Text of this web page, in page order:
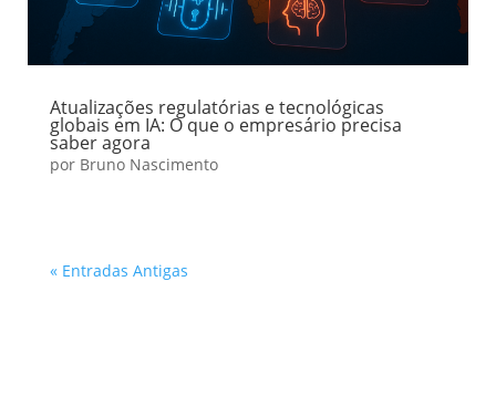
Atualizações regulatórias e tecnológicas
globais em IA: O que o empresário precisa
saber agora
por Bruno Nascimento
« Entradas Antigas